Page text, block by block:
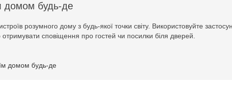
домом будь-де
розумного дому з будь-якої точки світу. Використовуйте
сповіщення про гостей чи посилки біля дверей.